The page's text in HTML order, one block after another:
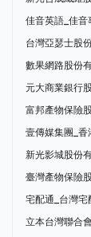
佳音英語_佳
台灣亞瑟士股
數果網路股份
元大商業銀行
富邦產物保險
壹傳媒集團_
新光影城股份
臺灣產物保險
宅配通_台灣
立本台灣聯合